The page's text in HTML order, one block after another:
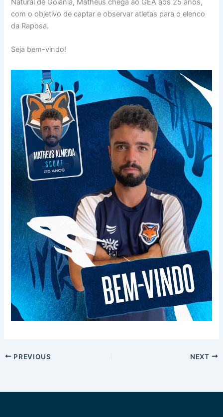
com o objetivo de captar e observar atletas para o elenco
da Raposa.
Seja bem-vindo!
PREVIOUS NEXT